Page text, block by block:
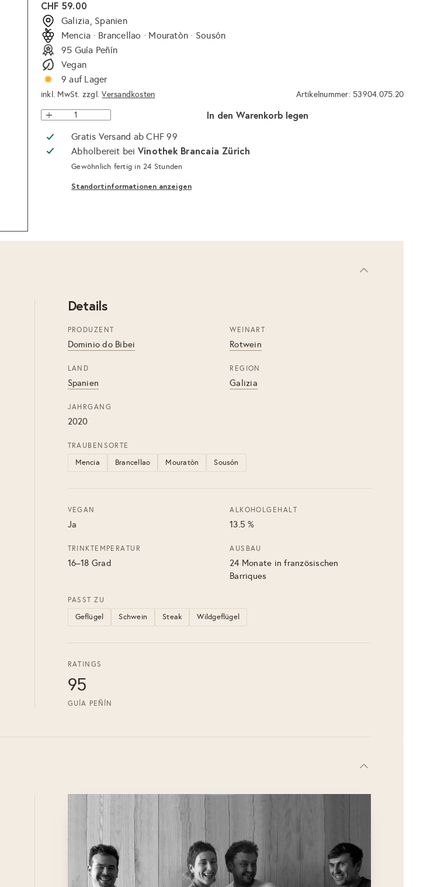
Normaler
Preis
CHF 59.00
Galizia, Spanien
Mencia · Brancellao · Mouratòn · Sousón
95 Guía Peñín
Vegan
9 auf Lager
inkl. MwSt. zzgl.Versandkosten Artikelnummer: 53904.075.20
In den Warenkorb legen
Gratis Versand ab CHF 99
Abholbereit bei Vinothek Brancaia Zürich
Gewöhnlich fertig in 24 Stunden
Standortinformationen anzeigen
Details
PRODUZENT
Dominio do Bibei
WEINART
Rotwein
LAND
Spanien
REGION
Galizia
JAHRGANG
2020
TRAUBENSORTE
Mencia Brancellao Mouratòn Sousón
VEGAN
Ja
ALKOHOLGEHALT
13.5 %
TRINKTEMPERATUR
16–18 Grad
AUSBAU
24 Monate in französischen
Barriques
PASST ZU
Geflügel Schwein Steak Wildgeflügel
RATINGS
95
GUÍA PEÑÍN